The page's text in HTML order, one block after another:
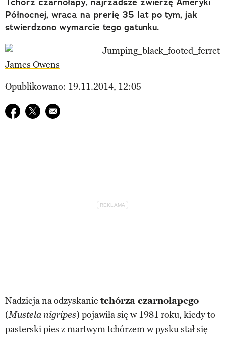
Północnej, wraca na prerię 35 lat po tym, jak
stwierdzono wymarcie tego gatunku.
James Owens
Opublikowano: 19.11.2014, 12:05
Udostępnij na facebook
Udostępnij na twitter
E-mail do przyjaciela
Nadzieja na odzyskanie tchórza czarnołapego
(Mustela nigripes) pojawiła się w 1981 roku, kiedy to
pasterski pies z martwym tchórzem w pysku stał się